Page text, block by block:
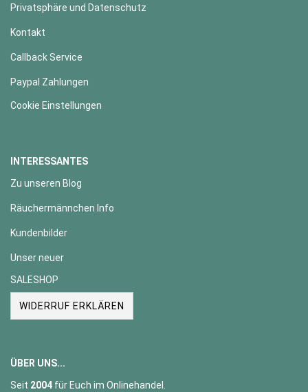
Privatsphäre und Datenschutz
Kontakt
Callback Service
Paypal Zahlungen
Cookie Einstellungen
INTERESSANTES
Zu unseren Blog
Räuchermännchen Info
Kundenbilder
Unser neuer
SALESHOP
WIDERRUF ERKLÄREN
ÜBER UNS...
Seit 2004 für Euch im Onlinehandel.